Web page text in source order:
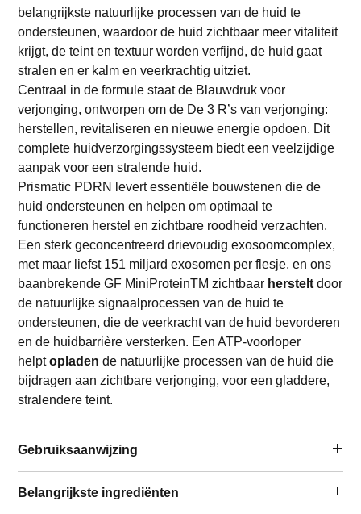
belangrijkste natuurlijke processen van de huid te
ondersteunen, waardoor de huid zichtbaar meer vitaliteit
krijgt, de teint en textuur worden verfijnd, de huid gaat
stralen en er kalm en veerkrachtig uitziet.
Centraal in de formule staat de Blauwdruk voor
verjonging, ontworpen om de De 3 R’s van verjonging:
herstellen, revitaliseren en nieuwe energie opdoen. Dit
complete huidverzorgingssysteem biedt een veelzijdige
aanpak voor een stralende huid.
Prismatic PDRN levert essentiële bouwstenen die de
huid ondersteunen en helpen om optimaal te
functioneren herstel en zichtbare roodheid verzachten.
Een sterk geconcentreerd drievoudig exosoomcomplex,
met maar liefst 151 miljard exosomen per flesje, en ons
baanbrekende GF MiniProteinTM zichtbaar herstelt door
de natuurlijke signaalprocessen van de huid te
ondersteunen, die de veerkracht van de huid bevorderen
en de huidbarrière versterken. Een ATP-voorloper
helptopladen de natuurlijke processen van de huid die
bijdragen aan zichtbare verjonging, voor een gladdere,
stralendere teint.
Gebruiksaanwijzing
gebruikt, raden wij u aan om ten minste 24 uur voor het
Belangrijkste ingrediënten